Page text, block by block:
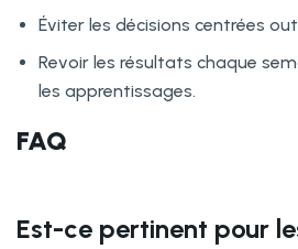
Éviter les décisions centrées
Revoir les résultats chaque
les apprentissages.
FAQ
Est-ce pertinent pour